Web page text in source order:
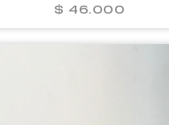
$ 46.000